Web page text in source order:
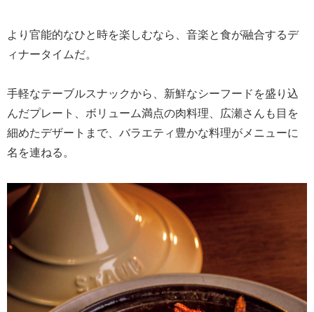
より官能的なひと時を楽しむなら、音楽と食が融合するデ
ィナータイムだ。
手軽なテーブルスナックから、新鮮なシーフードを盛り込
んだプレート、ボリューム満点の肉料理、広瀬さんも目を
細めたデザートまで、バラエティ豊かな料理がメニューに
名を連ねる。